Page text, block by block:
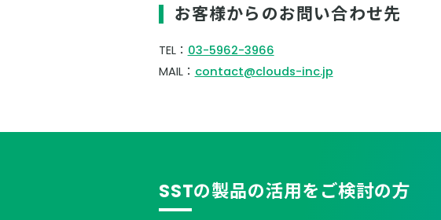
お客様からのお問い合わせ先
TEL： 03-5962-3966
MAIL： contact@clouds-inc.jp
SSTの製品の活用をご検討の方